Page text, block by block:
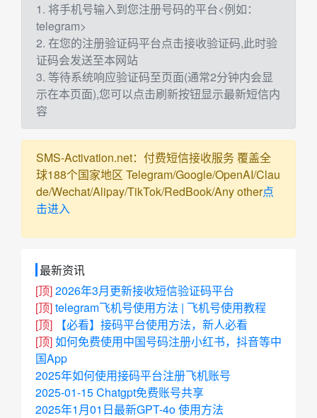
1. 将手机号输入到您注册号码的平台<例如：
telegram>
2. 在您的注册验证码平台点击接收验证码,此时验
证码会发送至本网站
3. 等待系统响应验证码至页面(通常2分钟内会显
示在本页面),您可以点击刷新按钮显示最新短信内
容
SMS-Activation.net：付费短信接收服务 覆盖全
球188个国家地区 Telegram/Google/OpenAI/Clau
de/Wechat/Alipay/TikTok/RedBook/Any other点
击进入
最新资讯
[顶]2026年3月更新接收短信验证码平台
[顶]telegram飞机号使用方法 | 飞机号使用教程
[顶]
【必看】接码平台使用方法，新人必看
[顶]如何免费使用中国号码注册小红书，抖音等中
国App
2025年如何使用接码平台注册飞机账号
2025-01-15 Chatgpt免费账号共享
2025年1月01日最新GPT-4o 使用方法